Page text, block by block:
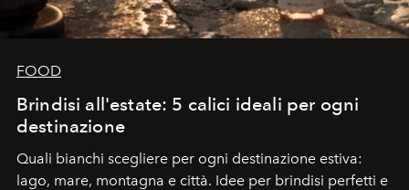
FOOD
Brindisi all'estate: 5 calici ideali per ogni
destinazione
Quali bianchi scegliere per ogni destinazione estiva:
lago, mare, montagna e città. Idee per brindisi perfetti e